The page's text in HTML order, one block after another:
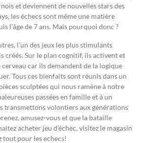
et deviennent de nouvelles stars des
les échecs sont même une matière
l’âge de 7 ans. Mais pourquoi donc ?
l’un des jeux les plus stimulants
créés. Sur le plan cognitif, ils activent et
car ils demandent de la logique
Tous ces bienfaits sont réunis dans un
sculptées qui nous ramène à notre
passées en famille et à un
transmettons volontiers aux générations
amusez-vous et que la bataille
acheter jeu d’échec, visitez le magasin
tout pour les echecs!